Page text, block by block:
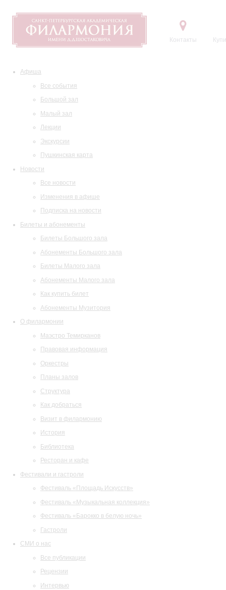
Контакты
Афиша
Все события
Большой зал
Малый зал
Лекции
Экскурсии
Пушкинская карта
Новости
Все новости
Изменения в афише
Подписка на новости
Билеты и абонементы
Билеты Большого зала
Абонементы Большого зала
Билеты Малого зала
Абонементы Малого зала
Как купить билет
Абонементы Музитория
О филармонии
Маэстро Темирканов
Правовая информация
Оркестры
Планы залов
Структура
Как добраться
Визит в филармонию
История
Библиотека
Ресторан и кафе
Фестивали и гастроли
Фестиваль «Площадь Искусств»
Фестиваль «Музыкальная коллекция»
Фестиваль «Барокко в белую ночь»
Гастроли
СМИ о нас
Все публикации
Рецензии
Интервью